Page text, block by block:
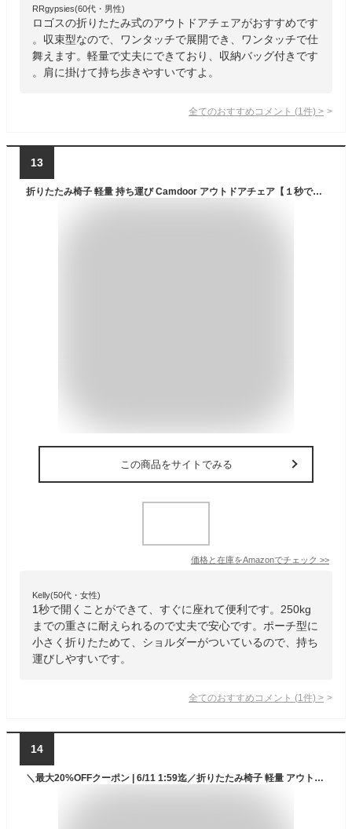
RRgypsies(60代・男性)
ロゴスの折りたたみ式のアウトドアチェアがおすすめです
。収束型なので、ワンタッチで展開でき、ワンタッチで仕
舞えます。軽量で丈夫にできており、収納バッグ付きです
。肩に掛けて持ち歩きやすいですよ。
全てのおすすめコメント (1 件) >
13
折りたたみ椅子 軽量 持ち運び Camdoor アウトドアチェア【１秒で座れる・耐荷重250kg認定】折り畳み椅子 コンパクト 収納簡単 持ち運び 運動会 お釣り バーベキュー 登山 野外 ハイキング 登山 屋外用/屋内 コンパクトイス 試合観戦
この商品をサイトでみる
価格と在庫をAmazonでチェック >>
Kelly(50代・女性)
1秒で開くことができて、すぐに座れて便利です。250kg
までの重さに耐えられるので丈夫で安心です。ポーチ型に
小さく折りたためて、ショルダーがついているので、持ち
運びしやすいです。
全てのおすすめコメント (1 件) >
14
＼最大20%OFFクーポン | 6/11 1:59迄／折りたたみ椅子 軽量 アウトドアチェア 持ち運び コンパクト 折りたたみ キャンプ チェア おしゃれ 椅子 かわいい コンパクトチェア 折り畳みイス 万博 フェス 軽い ポータブル 収納ケース付き 折り畳み 折り畳み椅子